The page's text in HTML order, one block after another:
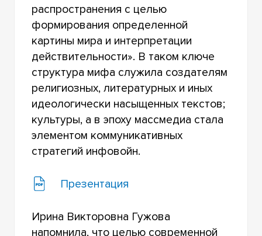
распространения с целью
формирования определенной
картины мира и интерпретации
действительности». В таком ключе
структура мифа служила создателям
религиозных, литературных и иных
идеологически насыщенных текстов;
культуры, а в эпоху массмедиа стала
элементом коммуникативных
стратегий инфовойн.
Презентация
Ирина Викторовна Гужова
напомнила, что целью современной